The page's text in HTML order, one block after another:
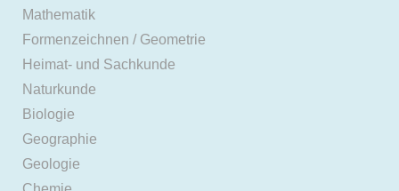
Mathematik
Formenzeichnen / Geometrie
Heimat- und Sachkunde
Naturkunde
Biologie
Geographie
Geologie